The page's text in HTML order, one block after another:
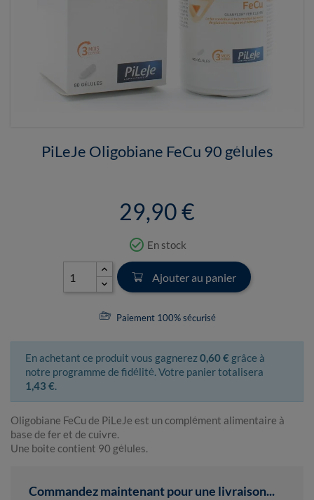
PiLeJe Oligobiane FeCu 90 gélules
29,90 €
check_circle_outline En stock
Ajouter au panier
Paiement 100% sécurisé
En achetant ce produit vous gagnerez0,60 € grâce à
notre programme de fidélité. Votre panier totalisera
1,43 €.
Oligobiane FeCu de PiLeJe est un complément alimentaire à
base de fer et de cuivre.
Une boite contient 90 gélules.
Commandez maintenant pour une livraison...